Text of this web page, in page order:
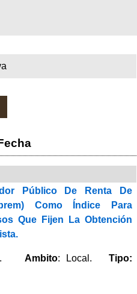
Público De Renta De
Como Índice Para
Que Fijen La Obtención
Ambito: Local. Tipo: